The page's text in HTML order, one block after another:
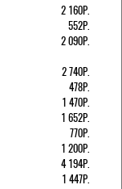
2 160Р.
552Р.
2 090Р.
2 740Р.
478Р.
1 470Р.
1 652Р.
770Р.
1 200Р.
4 194Р.
1 447Р.